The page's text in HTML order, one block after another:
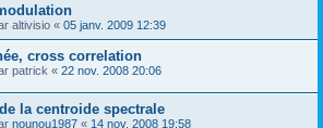
altivisio « 05 janv. 2009 12:39
cross correlation
patrick « 22 nov. 2008 20:06
la centroide spectrale
nounou1987 « 14 nov. 2008 19:58